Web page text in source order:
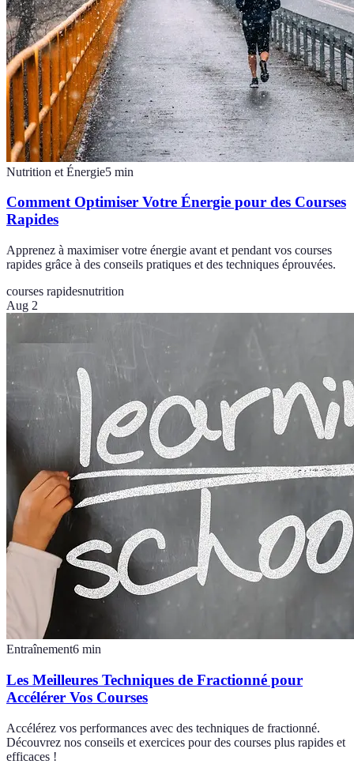
Nutrition et Énergie5 min
Comment Optimiser Votre Énergie pour des Courses
Rapides
Apprenez à maximiser votre énergie avant et pendant vos courses
rapides grâce à des conseils pratiques et des techniques éprouvées.
courses rapidesnutrition
Aug 2
Entraînement6 min
Les Meilleures Techniques de Fractionné pour
Accélérer Vos Courses
Accélérez vos performances avec des techniques de fractionné.
Découvrez nos conseils et exercices pour des courses plus rapides et
efficaces !